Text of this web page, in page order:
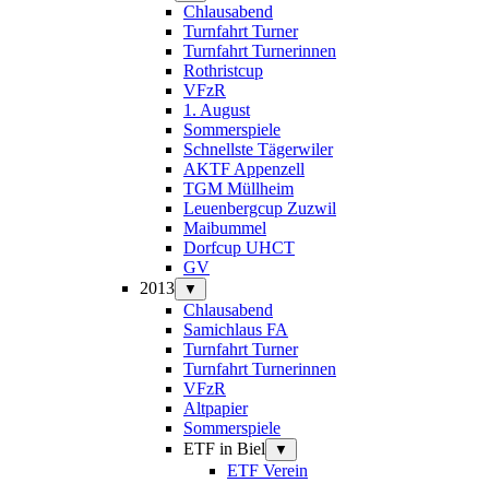
Chlausabend
Turnfahrt Turner
Turnfahrt Turnerinnen
Rothristcup
VFzR
1. August
Sommerspiele
Schnellste Tägerwiler
AKTF Appenzell
TGM Müllheim
Leuenbergcup Zuzwil
Maibummel
Dorfcup UHCT
GV
2013
▼
Chlausabend
Samichlaus FA
Turnfahrt Turner
Turnfahrt Turnerinnen
VFzR
Altpapier
Sommerspiele
ETF in Biel
▼
ETF Verein